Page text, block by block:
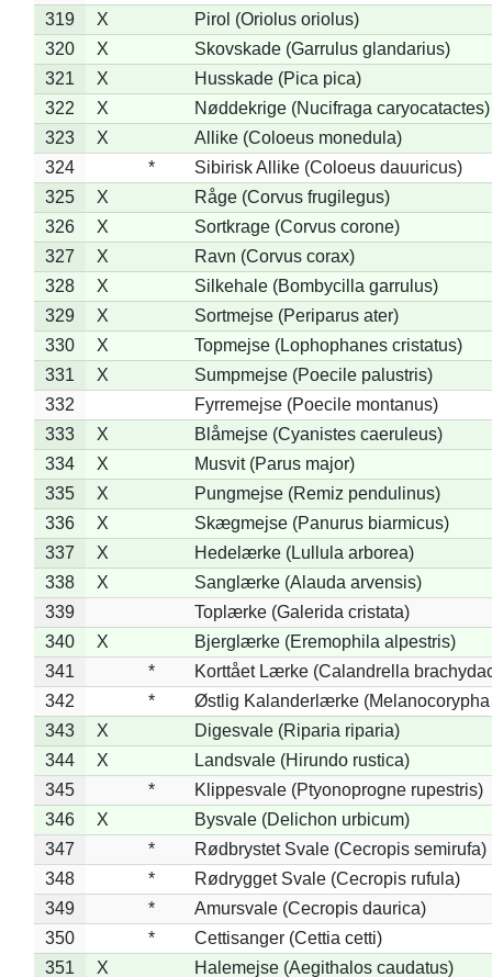
319
X
Pirol (Oriolus oriolus)
320
X
Skovskade (Garrulus glandarius)
321
X
Husskade (Pica pica)
322
X
Nøddekrige (Nucifraga caryocatactes)
323
X
Allike (Coloeus monedula)
324
*
Sibirisk Allike (Coloeus dauuricus)
325
X
Råge (Corvus frugilegus)
326
X
Sortkrage (Corvus corone)
327
X
Ravn (Corvus corax)
328
X
Silkehale (Bombycilla garrulus)
329
X
Sortmejse (Periparus ater)
330
X
Topmejse (Lophophanes cristatus)
331
X
Sumpmejse (Poecile palustris)
332
Fyrremejse (Poecile montanus)
333
X
Blåmejse (Cyanistes caeruleus)
334
X
Musvit (Parus major)
335
X
Pungmejse (Remiz pendulinus)
336
X
Skægmejse (Panurus biarmicus)
337
X
Hedelærke (Lullula arborea)
338
X
Sanglærke (Alauda arvensis)
339
Toplærke (Galerida cristata)
340
X
Bjerglærke (Eremophila alpestris)
341
*
Korttået Lærke (Calandrella
342
*
Østlig Kalanderlærke (Melanocorypha
343
X
Digesvale (Riparia riparia)
344
X
Landsvale (Hirundo rustica)
345
*
Klippesvale (Ptyonoprogne rupestris)
346
X
Bysvale (Delichon urbicum)
347
*
Rødbrystet Svale (Cecropis semirufa)
348
*
Rødrygget Svale (Cecropis rufula)
349
*
Amursvale (Cecropis daurica)
350
*
Cettisanger (Cettia cetti)
351
X Halemejse (Aegithalos caudatus)